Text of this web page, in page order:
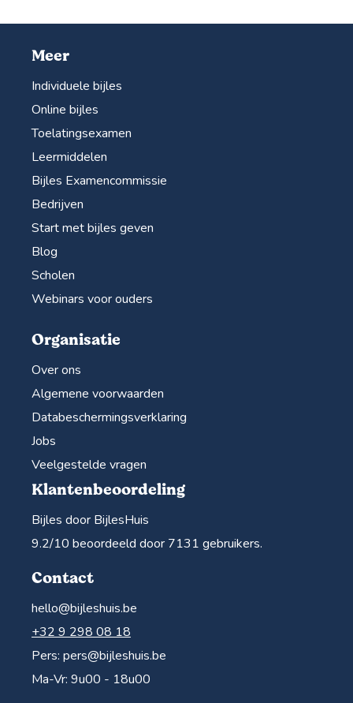
Meer
Individuele bijles
Online bijles
Toelatingsexamen
Leermiddelen
Bijles Examencommissie
Bedrijven
Start met bijles geven
Blog
Scholen
Webinars voor ouders
Organisatie
Over ons
Algemene voorwaarden
Databeschermingsverklaring
Jobs
Veelgestelde vragen
Klantenbeoordeling
Bijles door BijlesHuis
9.2/10 beoordeeld door 7131 gebruikers.
Contact
hello@bijleshuis.be
+32 9 298 08 18
Pers: pers@bijleshuis.be
Ma-Vr: 9u00 - 18u00